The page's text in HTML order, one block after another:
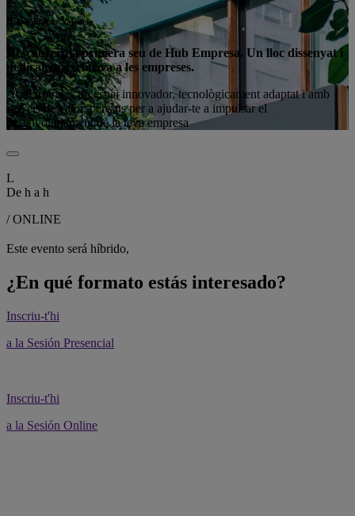
Hub Empresa València
Descobreix la primera seu de Hub Empresa. Un lloc dissenyat i
dedicat en exclusiva a les empreses.
Aquí trobaràs un espai innovador, tecnològicament adaptat i amb
serveis de valor, pensats per a ajudar-te a impulsar el
desenvolupament de la teva empresa
L
De h a h
/ ONLINE
Este evento será híbrido,
¿En qué formato estás interesado?
Inscriu-t'hi
a la Sesión Presencial
Inscriu-t'hi
a la Sesión Online